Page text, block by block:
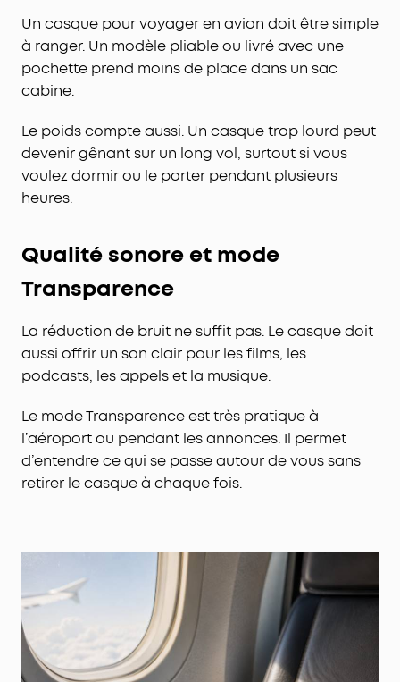
Un casque pour voyager en avion doit être simple
à ranger. Un modèle pliable ou livré avec une
pochette prend moins de place dans un sac
cabine.
Le poids compte aussi. Un casque trop lourd peut
devenir gênant sur un long vol, surtout si vous
voulez dormir ou le porter pendant plusieurs
heures.
Qualité sonore et mode
Transparence
La réduction de bruit ne suffit pas. Le casque doit
aussi offrir un son clair pour les films, les
podcasts, les appels et la musique.
Le mode Transparence est très pratique à
l’aéroport ou pendant les annonces. Il permet
d’entendre ce qui se passe autour de vous sans
retirer le casque à chaque fois.